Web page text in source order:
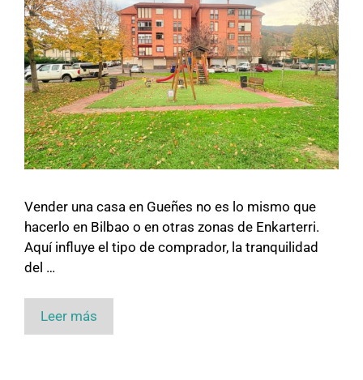
Vender una casa en Gueñes no es lo mismo que
hacerlo en Bilbao o en otras zonas de Enkarterri.
Aquí influye el tipo de comprador, la tranquilidad
del …
Leer más